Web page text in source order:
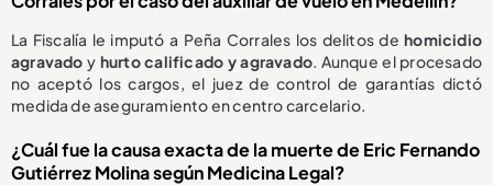
La Fiscalía le imputó a Peña Corrales los delitos dehomicidio
agravado y hurto calificado y agravado. Aunque el procesado
no aceptó los cargos, el juez de control de garantías dictó
medida de aseguramiento en centro carcelario.
¿Cuál fue la causa exacta de la muerte de Eric Fernando
Gutiérrez Molina según Medicina Legal?